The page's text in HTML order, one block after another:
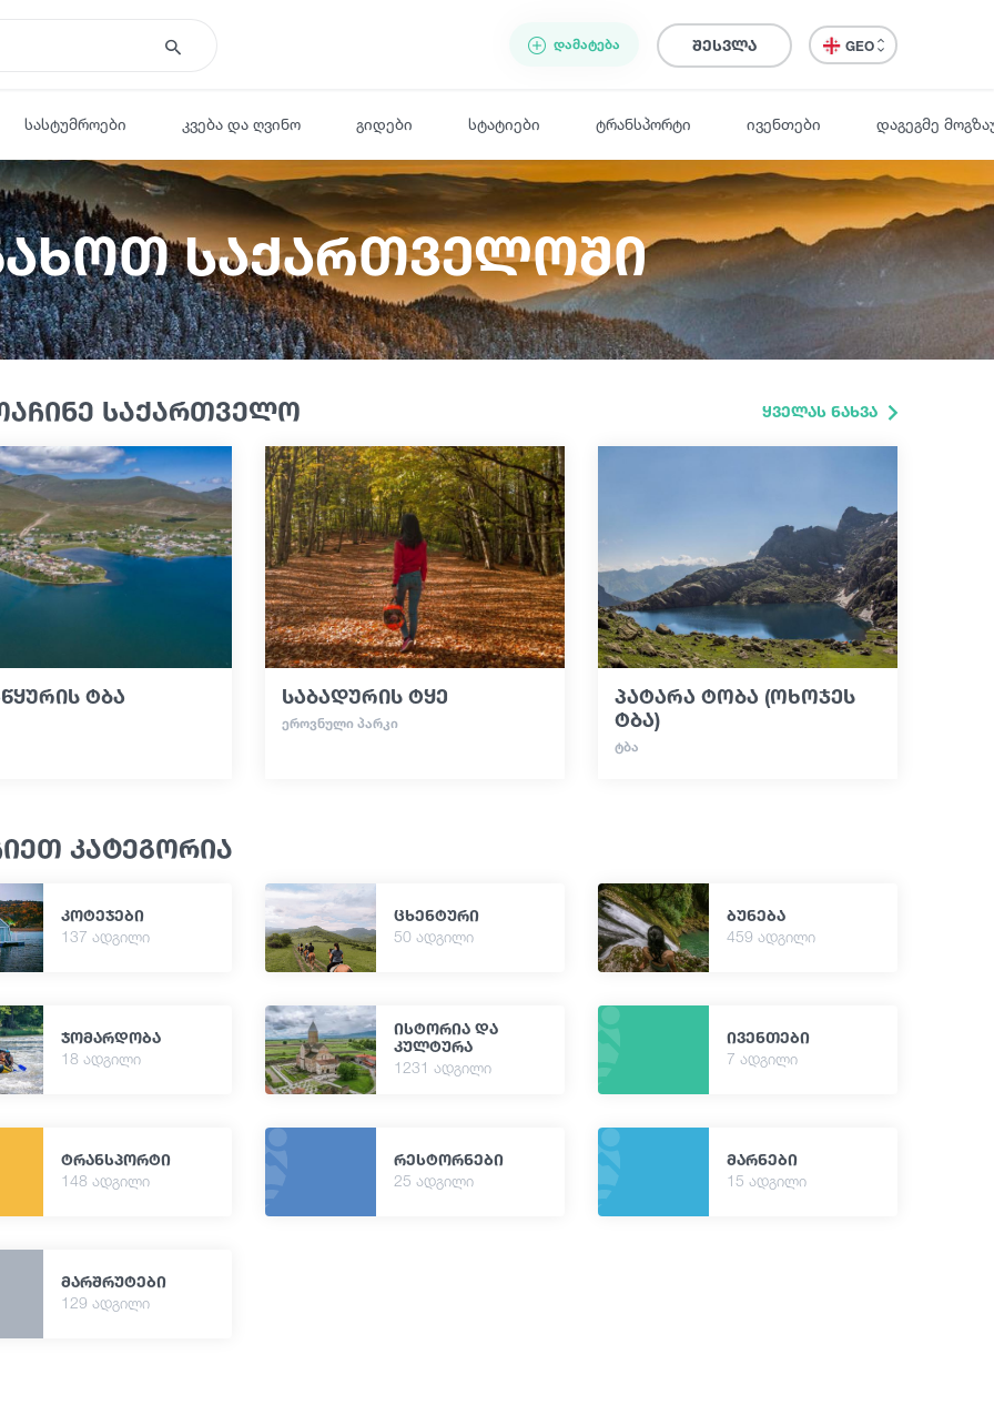
ᲓᲐᲛᲐᲢᲔᲑᲐ შესვლა GEO
სასტუმროები კვება და ღვინო გიდები სტატიები ტრანსპორტი ივენთები დაგეგმე
საქართველოში
საქართველო ყველას ნახვა
ტბა საბადურის ტყე
ᲔᲠᲝᲕᲜᲣᲚᲘ ᲞᲐᲠᲙᲘ
პატარა ტობა (ოხოჯეს
ტბა)
ᲢᲑᲐ
კატეგორია
კოტეჯები
137 ადგილი
ცხენტური
50 ადგილი
ბუნება
459 ადგილი
ჯომარდობა
18 ადგილი
ისტორია და
კულტურა
1231 ადგილი
ივენთები
7 ადგილი
ტრანსპორტი
148 ადგილი
რესტორნები
25 ადგილი
მარნები
15 ადგილი
მარშრუტები
129 ადგილი